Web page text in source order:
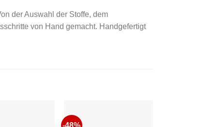
der Auswahl der Stoffe, dem
von Hand gemacht. Handgefertigt